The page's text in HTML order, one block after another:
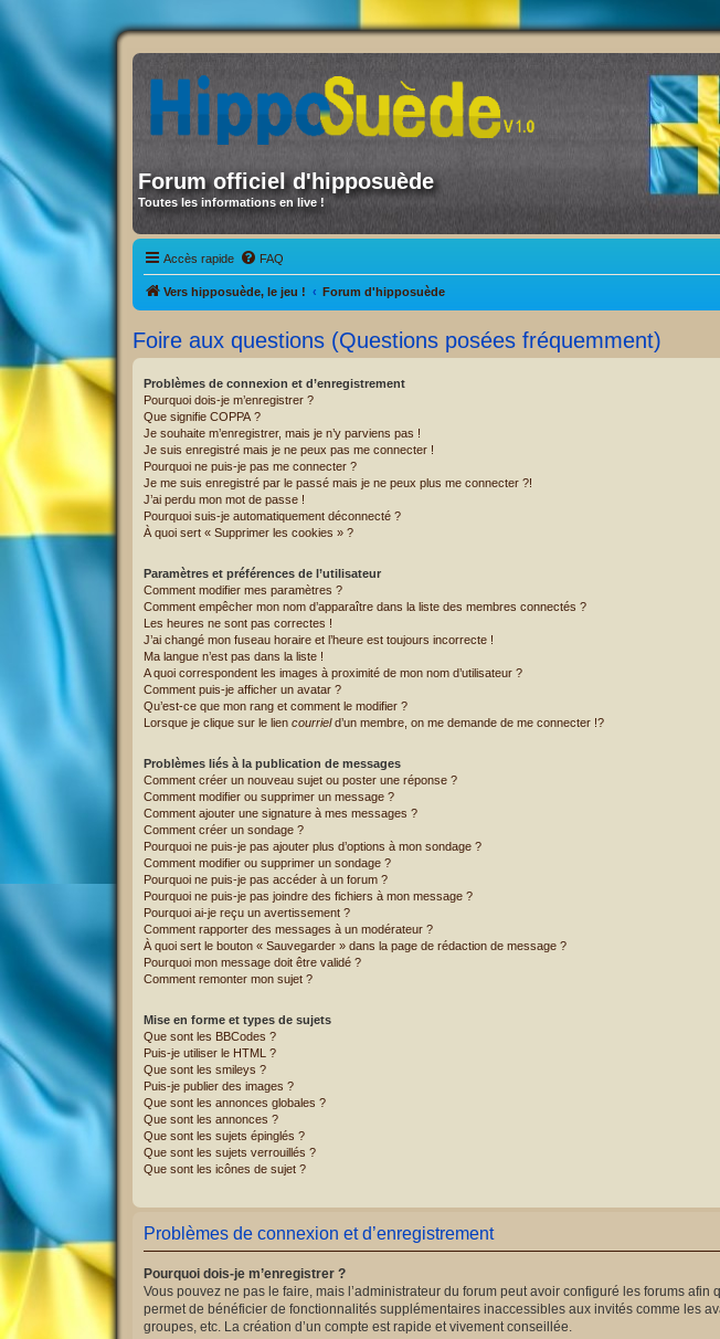
Forum officiel d'hipposuède
Toutes les informations en live !
Accès rapide FAQ
Vers hipposuède, le jeu ! Forum d'hipposuède
Foire aux questions (Questions posées fréquemment)
Problèmes de connexion et d’enregistrement
Pourquoi dois-je m’enregistrer ?
Que signifie COPPA ?
Je souhaite m’enregistrer, mais je n’y parviens pas !
Je suis enregistré mais je ne peux pas me connecter !
Pourquoi ne puis-je pas me connecter ?
Je me suis enregistré par le passé mais je ne peux plus me connecter ?!
J’ai perdu mon mot de passe !
Pourquoi suis-je automatiquement déconnecté ?
À quoi sert « Supprimer les cookies » ?
Paramètres et préférences de l’utilisateur
Comment modifier mes paramètres ?
Comment empêcher mon nom d’apparaître dans la liste des membres connectés ?
Les heures ne sont pas correctes !
J’ai changé mon fuseau horaire et l’heure est toujours incorrecte !
Ma langue n’est pas dans la liste !
A quoi correspondent les images à proximité de mon nom d’utilisateur ?
Comment puis-je afficher un avatar ?
Qu’est-ce que mon rang et comment le modifier ?
Lorsque je clique sur le lien courrield’un membre, on me demande de me connecter !?
Problèmes liés à la publication de messages
Comment créer un nouveau sujet ou poster une réponse ?
Comment modifier ou supprimer un message ?
Comment ajouter une signature à mes messages ?
Comment créer un sondage ?
Pourquoi ne puis-je pas ajouter plus d’options à mon sondage ?
Comment modifier ou supprimer un sondage ?
Pourquoi ne puis-je pas accéder à un forum ?
Pourquoi ne puis-je pas joindre des fichiers à mon message ?
Pourquoi ai-je reçu un avertissement ?
Comment rapporter des messages à un modérateur ?
À quoi sert le bouton « Sauvegarder » dans la page de rédaction de message ?
Pourquoi mon message doit être validé ?
Comment remonter mon sujet ?
Mise en forme et types de sujets
Que sont les BBCodes ?
Puis-je utiliser le HTML ?
Que sont les smileys ?
Puis-je publier des images ?
Que sont les annonces globales ?
Que sont les annonces ?
Que sont les sujets épinglés ?
Que sont les sujets verrouillés ?
Que sont les icônes de sujet ?
Problèmes de connexion et d’enregistrement
Pourquoi dois-je m’enregistrer ?
Vous pouvez ne pas le faire, mais l’administrateur du forum peut avoir configuré les forums
permet de bénéficier de fonctionnalités supplémentaires inaccessibles aux invités comme les
groupes, etc. La création d’un compte est rapide et vivement conseillée.